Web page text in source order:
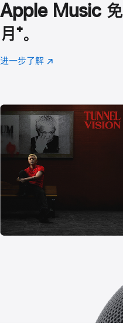
Apple Music
月 脚
注
⁺。
进一步了解 Apple
(在
口
中
打
开)